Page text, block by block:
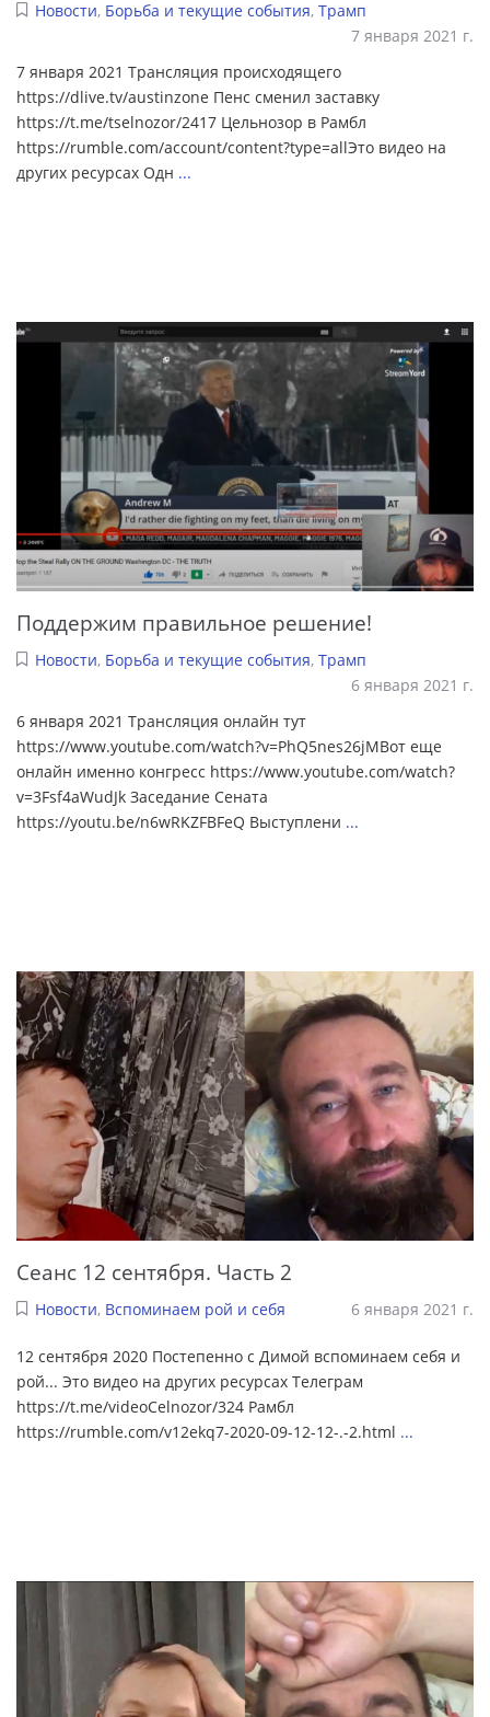
Новости, Борьба и текущие события, Трамп
7 января 2021 г.
7 января 2021 Трансляция происходящего
https://dlive.tv/austinzone Пенс сменил заставку
https://t.me/tselnozor/2417 Цельнозор в Рамбл
https://rumble.com/account/content?type=allЭто видео на
других ресурсах Одн ...
Поддержим правильное решение!
Новости, Борьба и текущие события, Трамп
6 января 2021 г.
6 января 2021 Трансляция онлайн тут
https://www.youtube.com/watch?v=PhQ5nes26jMВот еще
онлайн именно конгресс https://www.youtube.com/watch?
v=3Fsf4aWudJk Заседание Сената
https://youtu.be/n6wRKZFBFeQ Выступлени ...
Сеанс 12 сентября. Часть 2
Новости, Вспоминаем рой и себя 6 января 2021 г.
12 сентября 2020 Постепенно с Димой вспоминаем себя и
рой... Это видео на других ресурсах Телеграм
https://t.me/videoCelnozor/324 Рамбл
https://rumble.com/v12ekq7-2020-09-12-12-.-2.html ...